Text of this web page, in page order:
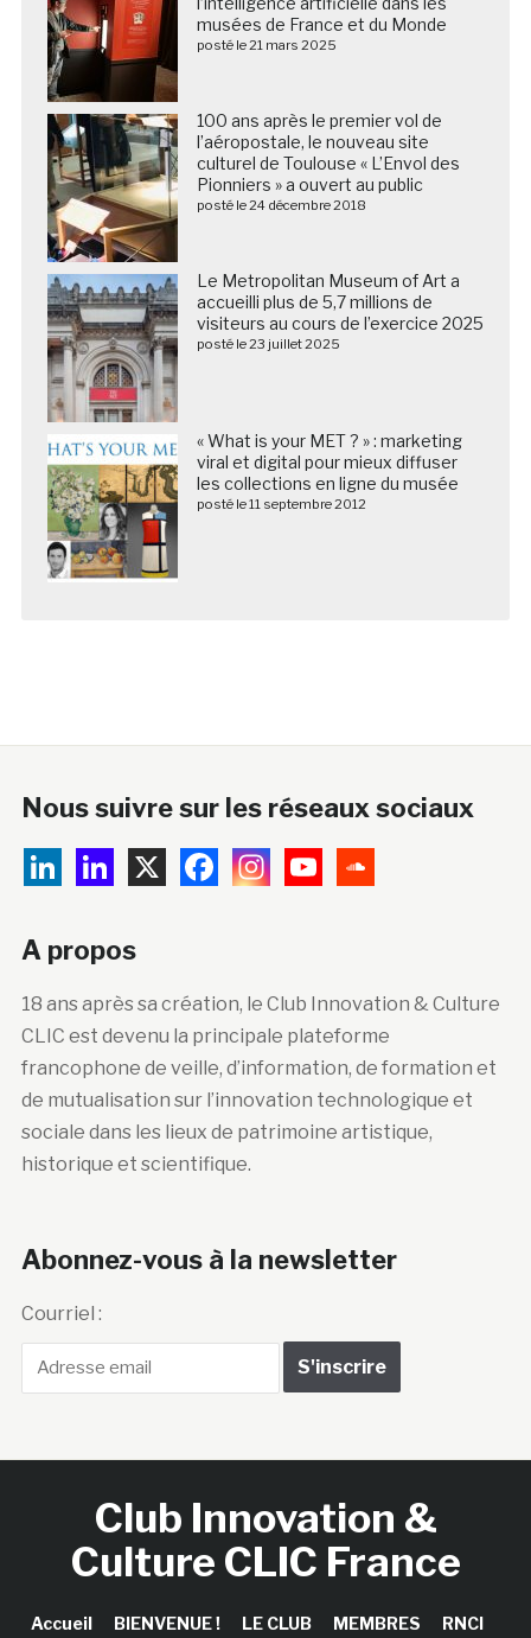
musées de France et du Monde
posté le 21 mars 2025
100 ans après le premier vol de
l’aéropostale, le nouveau site
culturel de Toulouse « L’Envol des
Pionniers » a ouvert au public
posté le 24 décembre 2018
Le Metropolitan Museum of Art a
accueilli plus de 5,7 millions de
visiteurs au cours de l’exercice 2025
posté le 23 juillet 2025
« What is your MET ? » : marketing
viral et digital pour mieux diffuser
les collections en ligne du musée
posté le 11 septembre 2012
Nous suivre sur les réseaux sociaux
A propos
18 ans après sa création, le Club Innovation & Culture
CLIC est devenu la principale plateforme
francophone de veille, d’information, de formation et
de mutualisation sur l’innovation technologique et
sociale dans les lieux de patrimoine artistique,
historique et scientifique.
Abonnez-vous à la newsletter
Courriel :
Club Innovation &
Culture CLIC France
Accueil BIENVENUE ! LE CLUB MEMBRES RNCI